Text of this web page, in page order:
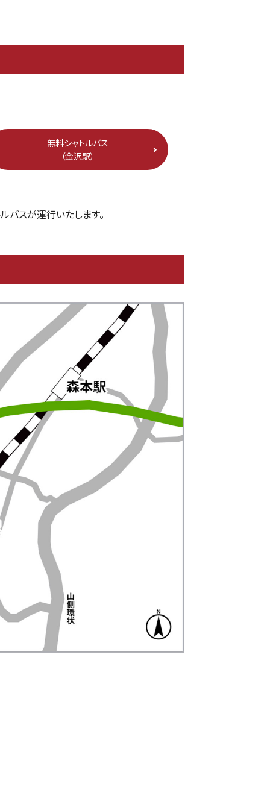
無料シャトルバス
（金沢駅）
バスが運行いたします。